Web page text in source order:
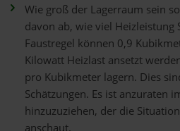
Wie groß der Lagerraum sein
davon ab, wie viel Heizleistung
Faustregel können 0,9
Kilowatt Heizlast ansetzt
pro Kubikmeter lagern. Dies
Schätzungen. Es ist anzuraten
hinzuzuziehen, der die
anschaut.